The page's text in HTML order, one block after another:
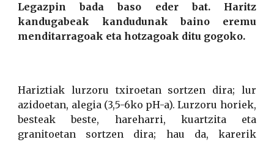
Legazpin bada baso eder bat. Haritz
kandugabeak kandudunak baino eremu
menditarragoak eta hotzagoak ditu gogoko.
Hariztiak lurzoru txiroetan sortzen dira; lur
azidoetan, alegia (3,5-6ko pH-a). Lurzoru horiek,
besteak beste, hareharri, kuartzita eta
granitoetan sortzen dira; hau da, karerik